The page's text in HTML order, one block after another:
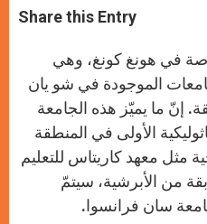
t
s
p
s
e
e
r
e
b
o
k
r
Share this Entry
في هونغ كونغ، وهي
الموجودة في شو يان
إنّ ما يميّز هذه الجامعة
الأولى في المنطقة
مثل معهد كاريتاس للتعليم
من الأبرشية، سيتمّ
سان فرانسوا.